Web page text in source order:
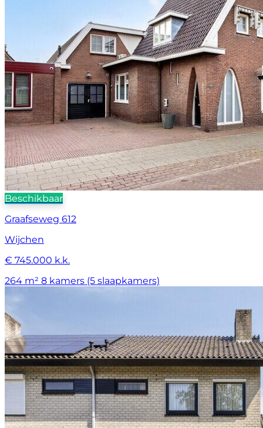
Beschikbaar
Graafseweg 612
Wijchen
€ 745.000 k.k.
264 m² 8 kamers (5 slaapkamers)